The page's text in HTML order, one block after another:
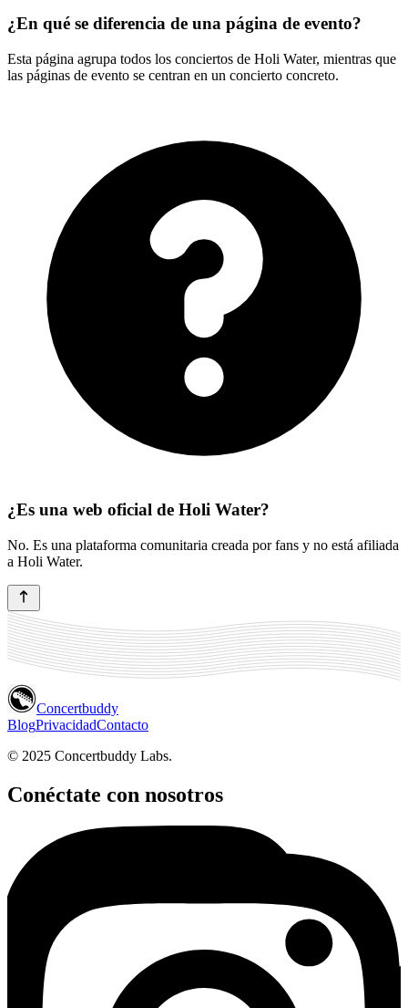
¿En qué se diferencia de una página de evento?
Esta página agrupa todos los conciertos de Holi Water, mientras que
las páginas de evento se centran en un concierto concreto.
¿Es una web oficial de Holi Water?
No. Es una plataforma comunitaria creada por fans y no está afiliada
a Holi Water.
Concertbuddy
BlogPrivacidadContacto
© 2025 Concertbuddy Labs.
Conéctate con nosotros